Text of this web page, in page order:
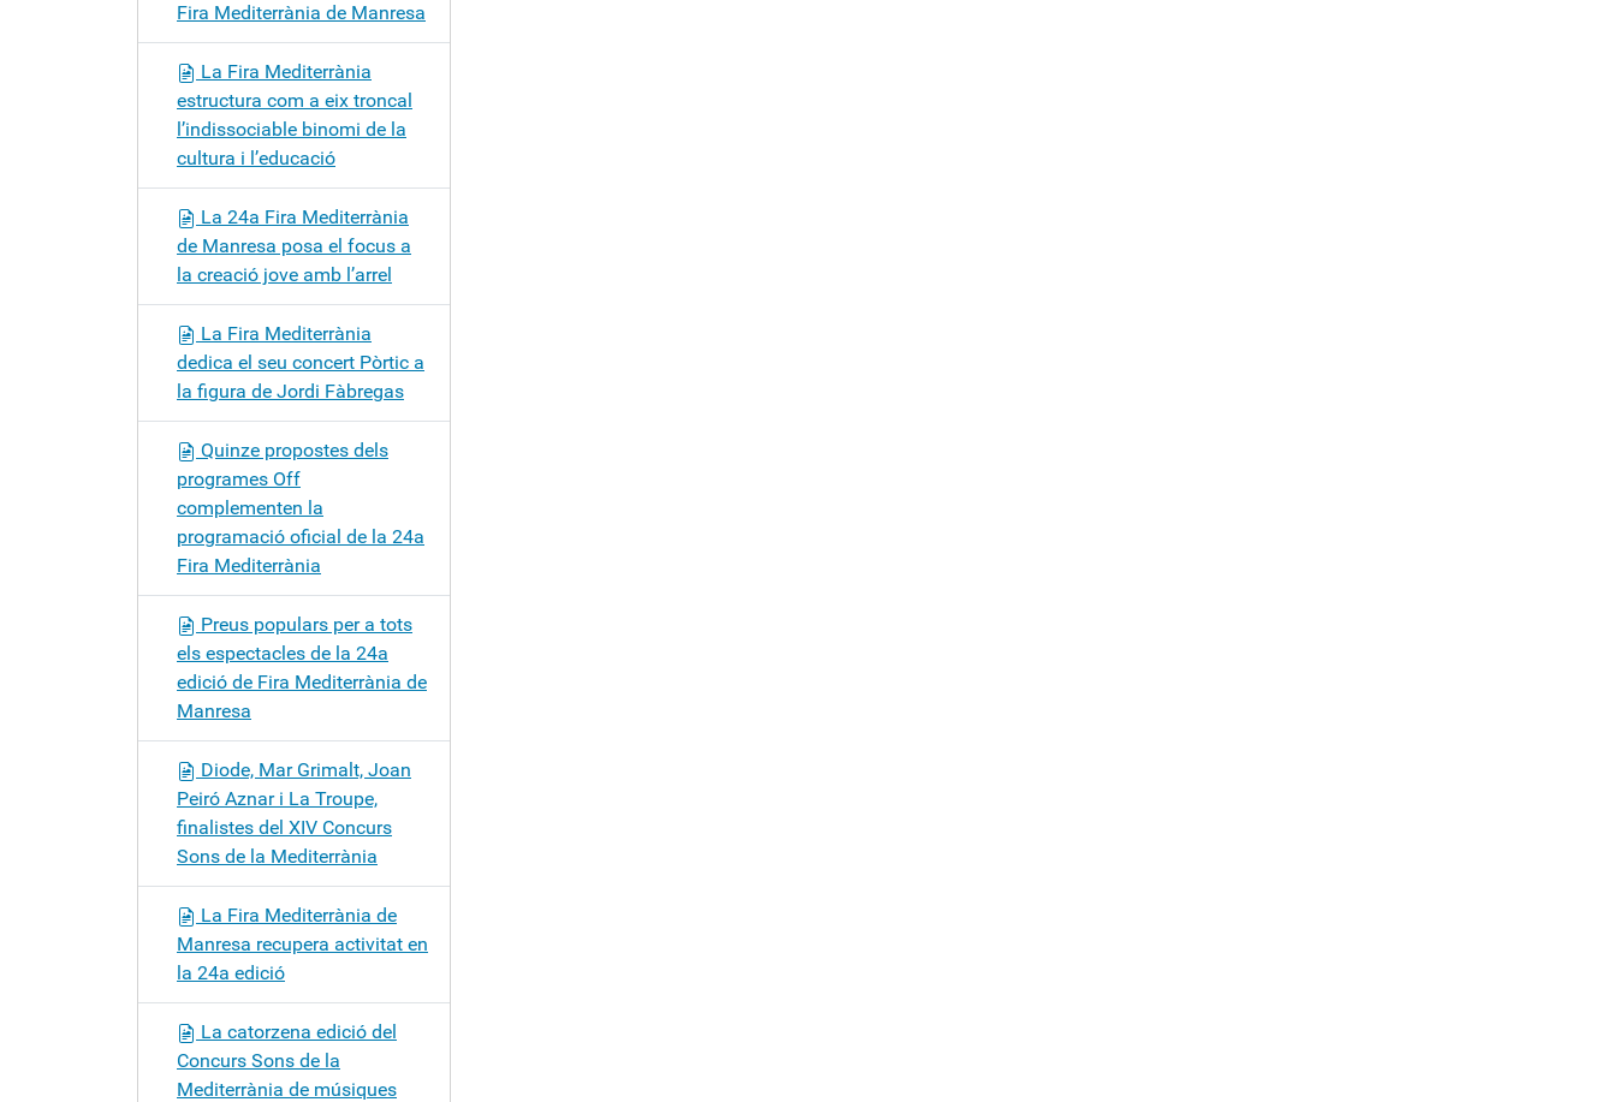
Fira Mediterrània de Manresa
La Fira Mediterrània
estructura com a eix troncal
l’indissociable binomi de la
cultura i l’educació
La 24a Fira Mediterrània
de Manresa posa el focus a
la creació jove amb l’arrel
La Fira Mediterrània
dedica el seu concert Pòrtic a
la figura de Jordi Fàbregas
Quinze propostes dels
programes Off
complementen la
programació oficial de la 24a
Fira Mediterrània
Preus populars per a tots
els espectacles de la 24a
edició de Fira Mediterrània de
Manresa
Diode, Mar Grimalt, Joan
Peiró Aznar i La Troupe,
finalistes del XIV Concurs
Sons de la Mediterrània
La Fira Mediterrània de
Manresa recupera activitat en
la 24a edició
La catorzena edició del
Concurs Sons de la
Mediterrània de músiques